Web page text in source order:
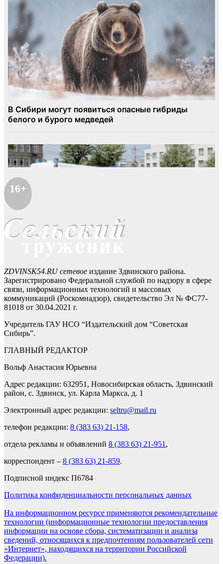
16+
ZDVINSK54.RU сетевое издание Здвинского района.
Зарегистрировано Федеральной службой по надзору в сфере
связи, информационных технологий и массовых
коммуникаций (Роскомнадзор), свидетельство Эл № ФС77-
81018 от 30.04.2021 г.
Учредитель ГАУ НСО “Издательский дом “Советская
Сибирь”.
ГЛАВНЫЙ РЕДАКТОР
Вольф Анастасия Юрьевна
Адрес редакции: 632951, Новосибирская область, Здвинский
район, с. Здвинск, ул. Карла Маркса, д. 1
Электронный адрес редакции: seltru@mail.ru
телефон редакции: 8 (383 63) 21-158,
отдела рекламы и объявлений 8 (383 63) 21-951 ,
корреспондент – 8 (383 63) 21-859.
Подписной индекс П6784
Политика конфиденциальности персональных данных
На информационном ресурсе применяются рекомендательные
технологии (информационные технологии предоставления
информации на основе сбора, систематизации и анализа
сведений, относящихся к предпочтениям пользователей сети
«Интернет», находящихся на территории Российской
Федерации).